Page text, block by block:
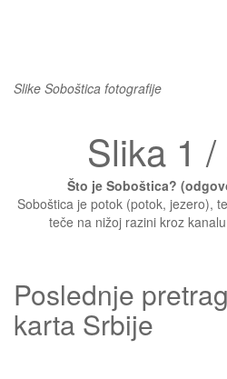
Slike Soboštica fotografije
Slika 1 /
Što je Soboštica?
Soboštica je potok (potok, jezero),
teče na nižoj razini kroz
Poslednje
karta Srbije